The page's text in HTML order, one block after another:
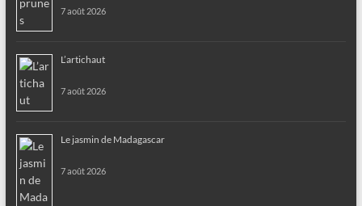
7 août 2026
L’artichaut
7 août 2026
Le jasmin de Madagascar
7 août 2026